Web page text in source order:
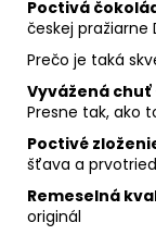
Poctivá
českej pražiarne
Prečo je taká
Vyvážená chuť
Presne tak, ako
Poctivé
šťava a
Remeselná
originál